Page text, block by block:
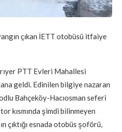
çıkan İETT otobüsü itfaiye
PTT Evleri Mahallesi
geldi. Edinilen bilgiye nazaran
Bahçeköy-Hacıosman seferi
kısmında şimdi bilinmeyen
çıktığı esnada otobüs şoförü,